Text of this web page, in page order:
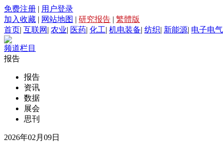
免费注册 | 用户登录
加入收藏 | 网站地图 | 研究报告 | 繁體版
首页| 互联网 | 农业| 医药| 化工| 机电装备| 纺织| 新能源| 电子电气
频道栏目
报告
报告
资讯
数据
展会
思刊
2026年02月09日